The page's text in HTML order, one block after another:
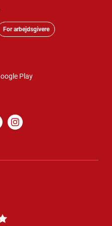
For arbejdsgivere